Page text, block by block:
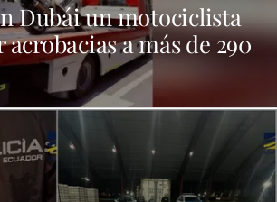
Dubái un motociclista
a más de 290